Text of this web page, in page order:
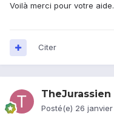
Voilà merci pour votre aide.
Citer
TheJurassien
Posté(e) 26 janvier